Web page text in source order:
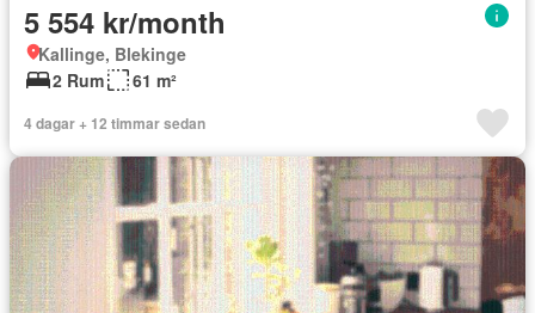
5 554 kr/month
Kallinge, Blekinge
2 Rum
61 m²
4 dagar + 12 timmar sedan